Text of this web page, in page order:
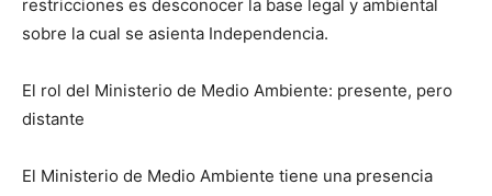
restricciones es desconocer la base legal y ambiental
sobre la cual se asienta Independencia.
El rol del Ministerio de Medio Ambiente: presente, pero
distante
El Ministerio de Medio Ambiente tiene una presencia